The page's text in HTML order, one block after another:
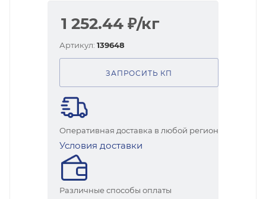
1 252.44 ₽/кг
Артикул: 139648
ЗАПРОСИТЬ КП
Оперативная доставка в любой регион
Условия доставки
Различные способы оплаты